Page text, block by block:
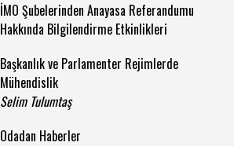
İMO Şubelerinden Anayasa Referandumu
Hakkında Bilgilendirme Etkinlikleri
Başkanlık ve Parlamenter Rejimlerde
Mühendislik
Selim Tulumtaş
Odadan Haberler